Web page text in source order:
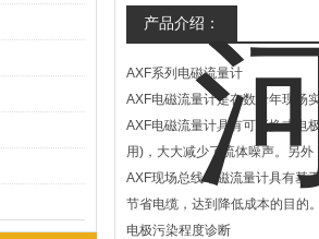
产品介绍：
AXF系列电磁流量计
AXF电磁流量计是在数十年现场
AXF电磁流量计具有可更换式电
用)，大大减少了流体噪声。另
AXF现场总线电磁流量计具有基
节省电缆，达到降低成本的目的。
电极污染程度诊断